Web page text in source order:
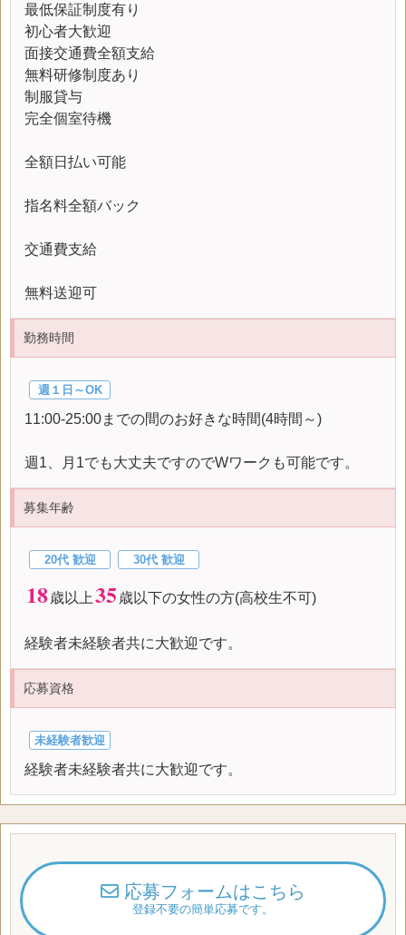
最低保証制度有り
初心者大歓迎
面接交通費全額支給
無料研修制度あり
制服貸与
完全個室待機
全額日払い可能
指名料全額バック
交通費支給
無料送迎可
勤務時間
週１日～OK
11:00-25:00までの間のお好きな時間(4時間～)
週1、月1でも大丈夫ですのでWワークも可能です。
募集年齢
20代 歓迎 30代 歓迎
18歳以上 35 歳以下の女性の方(高校生不可)
経験者未経験者共に大歓迎です。
応募資格
未経験者歓迎
経験者未経験者共に大歓迎です。
応募フォームはこちら
登録不要の簡単応募です。